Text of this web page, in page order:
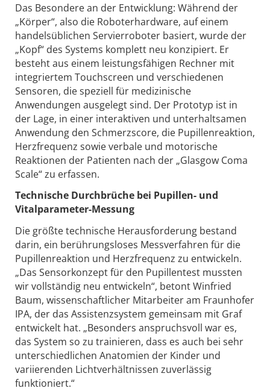
Das Besondere an der Entwicklung: Während der
„Körper“, also die Roboterhardware, auf einem
handelsüblichen Servierroboter basiert, wurde der
„Kopf“ des Systems komplett neu konzipiert. Er
besteht aus einem leistungsfähigen Rechner mit
integriertem Touchscreen und verschiedenen
Sensoren, die speziell für medizinische
Anwendungen ausgelegt sind. Der Prototyp ist in
der Lage, in einer interaktiven und unterhaltsamen
Anwendung den Schmerzscore, die Pupillenreaktion,
Herzfrequenz sowie verbale und motorische
Reaktionen der Patienten nach der „Glasgow Coma
Scale“ zu erfassen.
Technische Durchbrüche bei Pupillen- und
Vitalparameter-Messung
Die größte technische Herausforderung bestand
darin, ein berührungsloses Messverfahren für die
Pupillenreaktion und Herzfrequenz zu entwickeln.
„Das Sensorkonzept für den Pupillentest mussten
wir vollständig neu entwickeln“, betont Winfried
Baum, wissenschaftlicher Mitarbeiter am Fraunhofer
IPA, der das Assistenzsystem gemeinsam mit Graf
entwickelt hat. „Besonders anspruchsvoll war es,
das System so zu trainieren, dass es auch bei sehr
unterschiedlichen Anatomien der Kinder und
variierenden Lichtverhältnissen zuverlässig
funktioniert.“